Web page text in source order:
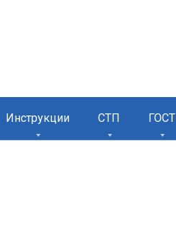
Инструкции СТП ГОСТ